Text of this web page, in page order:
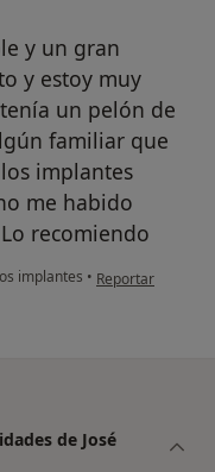
y un gran
y estoy muy
un pelón de
familiar que
implantes
me habido
recomiendo
implantes • en opinión del
Reportar
de José